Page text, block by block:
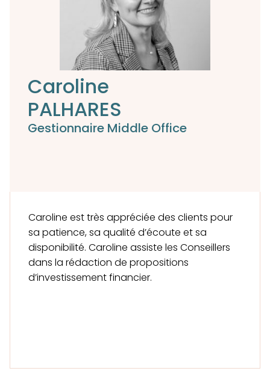
Caroline
PALHARES
Gestionnaire Middle Office
Caroline est très appréciée des clients pour
sa patience, sa qualité d’écoute et sa
disponibilité. Caroline assiste les Conseillers
dans la rédaction de propositions
d’investissement financier.